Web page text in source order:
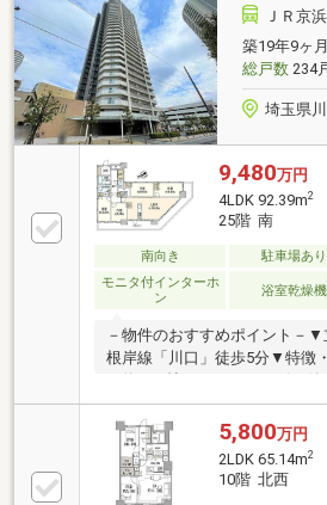
費用のお借入れも可能です♪◇
生の中でも大きな決断のひと
だけでなく、「人と人とのつな
応」が何より大切だと、考え
問合せください！
ＪＲ京
築19年9ヶ
総戸数234
埼玉県
9,480万円
4LDK 92.39m2
25階 南
南向き 駐車場あり
モニタ付インターホ
ン
浴室乾燥機
－物件のおすすめポイント－▼
根岸線「川口」徒歩5分▼特徴
に面するバルコニー・各洋室
確保・ゲストルーム等の共用
可、各階にゴミ置場有・ペッ
年6月室内リフォーム内容【交
洗面所、トイレ、建具【張替
5,800万円
2LDK 65.14m2
10階 北西